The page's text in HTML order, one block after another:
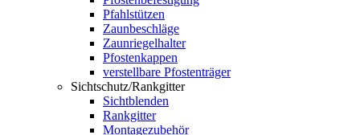
Pfahlstützen
Zaunbeschläge
Zaunriegelhalter
Pfostenkappen
verstellbare Pfostenträger
Sichtschutz/Rankgitter
Sichtblenden
Rankgitter
Montagezubehör